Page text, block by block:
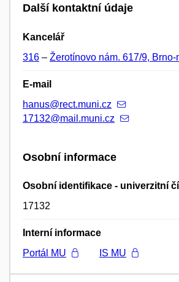
Další kontaktní údaje
Kancelář
316 – Žerotínovo nám. 617/9, Brno-
E-mail
hanus@rect.muni.cz
17132@mail.muni.cz
Osobní informace
Osobní identifikace - univerzitní
17132
Interní informace
Portál MU
IS MU